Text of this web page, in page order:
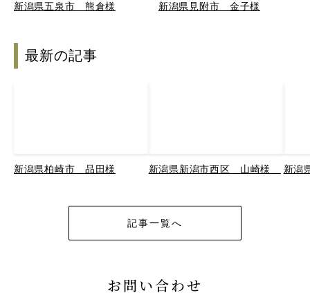
新潟県五泉市 熊倉様 新潟県見附市 金子様
最新の記事
新潟県柏崎市 品田様 新潟県新潟市西区 山崎様 新潟
記事一覧へ
お問い合わせ